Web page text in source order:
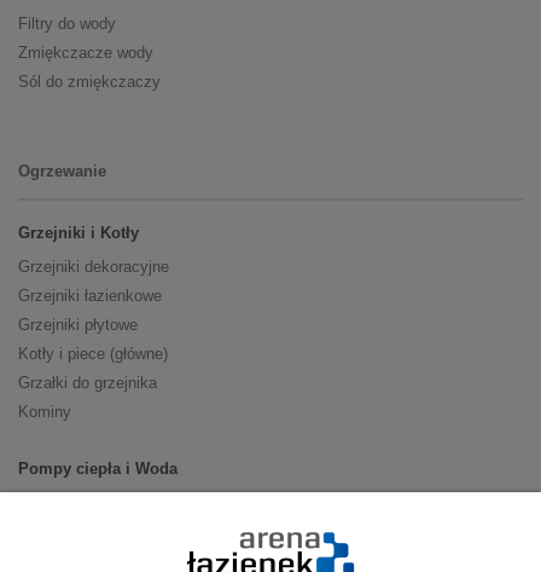
Filtry do wody
Zmiękczacze wody
Sól do zmiękczaczy
Ogrzewanie
Grzejniki i Kotły
Grzejniki dekoracyjne
Grzejniki łazienkowe
Grzejniki płytowe
Kotły i piece (główne)
Grzałki do grzejnika
Kominy
Pompy ciepła i Woda
Ogrzewanie podłogowe (główne)